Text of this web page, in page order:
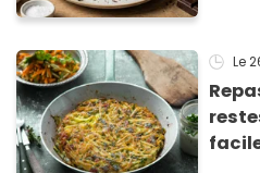
Le